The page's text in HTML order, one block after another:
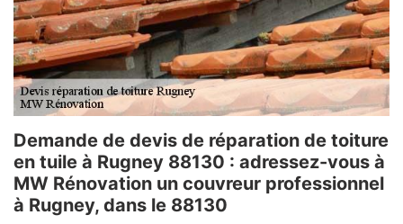
Demande de devis de réparation de toiture
en tuile à Rugney 88130 : adressez-vous à
MW Rénovation un couvreur professionnel
à Rugney, dans le 88130